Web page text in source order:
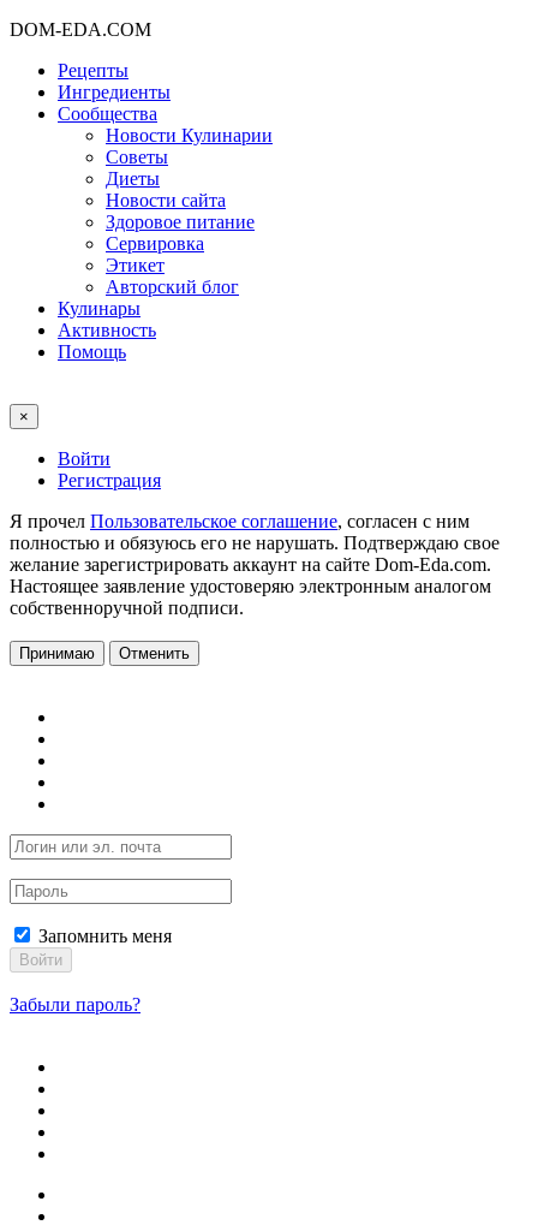
DOM-EDA.COM
Рецепты
Ингредиенты
Сообщества
Новости Кулинарии
Советы
Диеты
Новости сайта
Здоровое питание
Сервировка
Этикет
Авторский блог
Кулинары
Активность
Помощь
×
Войти
Регистрация
Я прочел Пользовательское соглашение, согласен с ним
полностью и обязуюсь его не нарушать. Подтверждаю свое
желание зарегистрировать аккаунт на сайте Dom-Eda.com.
Настоящее заявление удостоверяю электронным аналогом
собственноручной подписи.
Принимаю Отменить
Запомнить меня
Войти
Забыли пароль?